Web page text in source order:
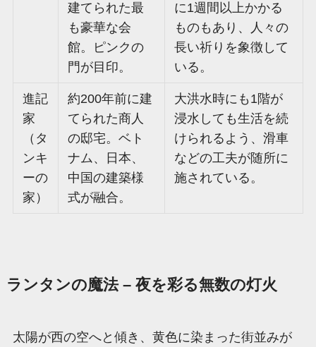
建てられた最
も豪華な会
館。ピンクの
門が目印。
に1週間以上かかる
ものもあり、人々の
長い祈りを象徴して
いる。
進記
家
（タ
ンキ
ーの
家）
約200年前に建
てられた商人
の邸宅。ベト
ナム、日本、
中国の建築様
式が融合。
大洪水時にも1階が
浸水しても生活を続
けられるよう、滑車
などの工夫が随所に
施されている。
ランタンの魔法 – 夜を彩る無数の灯火
太陽が西の空へと傾き、黄色に染まった街並みが